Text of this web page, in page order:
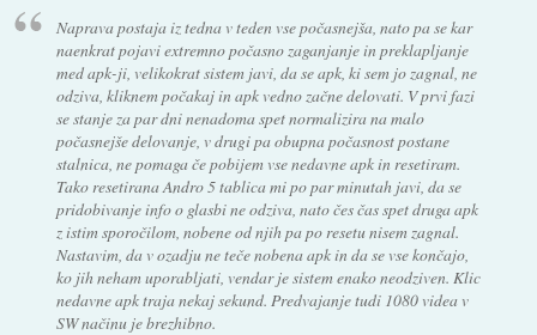
Naprava postaja iz tedna v teden vse počasnejša, nato pa se kar
naenkrat pojavi extremno počasno zaganjanje in preklapljanje
med apk-ji, velikokrat sistem javi, da se apk, ki sem jo zagnal, ne
odziva, kliknem počakaj in apk vedno začne delovati. V prvi fazi
se stanje za par dni nenadoma spet normalizira na malo
počasnejše delovanje, v drugi pa obupna počasnost postane
stalnica, ne pomaga če pobijem vse nedavne apk in resetiram.
Tako resetirana Andro 5 tablica mi po par minutah javi, da se
pridobivanje info o glasbi ne odziva, nato čes čas spet druga apk
z istim sporočilom, nobene od njih pa po resetu nisem zagnal.
Nastavim, da v ozadju ne teče nobena apk in da se vse končajo,
ko jih neham uporabljati, vendar je sistem enako neodziven. Klic
nedavne apk traja nekaj sekund. Predvajanje tudi 1080 videa v
SW načinu je brezhibno.